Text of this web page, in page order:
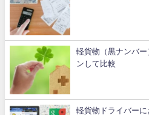
軽貨物（黒ナンバ
ンして比較
軽貨物ドライバー